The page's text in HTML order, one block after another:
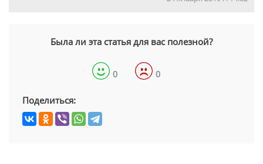
Была ли эта статья для вас полезной?
0 0
Поделиться: